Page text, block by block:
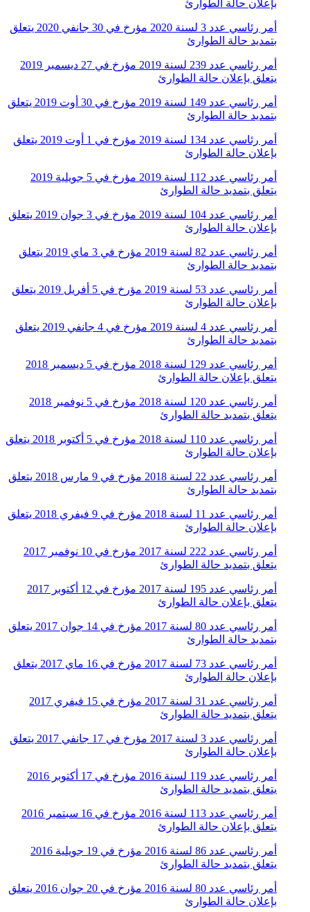
بإعلان حالة الطوارئ
أمر رئاسي عدد 3 لسنة 2020 مؤرخ في 30 جانفي 2020 يتعلق
بتمديد حالة الطوارئ
أمر رئاسي عدد 239 لسنة 2019 مؤرخ في 27 ديسمبر 2019
يتعلق بإعلان حالة الطوارئ
أمر رئاسي عدد 149 لسنة 2019 مؤرخ في 30 أوت 2019 يتعلق
بتمديد حالة الطوارئ
أمر رئاسي عدد 134 لسنة 2019 مؤرخ في 1 أوت 2019 يتعلق
بإعلان حالة الطوارئ
أمر رئاسي عدد 112 لسنة 2019 مؤرخ في 5 جويلية 2019
يتعلق بتمديد حالة الطوارئ
أمر رئاسي عدد 104 لسنة 2019 مؤرخ في 3 جوان 2019 يتعلق
بإعلان حالة الطوارئ
أمر رئاسي عدد 82 لسنة 2019 مؤرخ في 3 ماي 2019 يتعلق
بتمديد حالة الطوارئ
أمر رئاسي عدد 53 لسنة 2019 مؤرخ في 5 أفريل 2019 يتعلق
بإعلان حالة الطوارئ
أمر رئاسي عدد 4 لسنة 2019 مؤرخ في 4 جانفي 2019 يتعلق
بتمديد حالة الطوارئ
أمر رئاسي عدد 129 لسنة 2018 مؤرخ في 5 ديسمبر 2018
يتعلق بإعلان حالة الطوارئ
أمر رئاسي عدد 120 لسنة 2018 مؤرخ في 5 نوفمبر 2018
يتعلق بتمديد حالة الطوارئ
أمر رئاسي عدد 110 لسنة 2018 مؤرخ في 5 أكتوبر 2018 يتعلق
بإعلان حالة الطوارئ
أمر رئاسي عدد 22 لسنة 2018 مؤرخ في 9 مارس 2018 يتعلق
بتمديد حالة الطوارئ
أمر رئاسي عدد 11 لسنة 2018 مؤرخ في 9 فيفري 2018 يتعلق
بإعلان حالة الطوارئ
أمر رئاسي عدد 222 لسنة 2017 مؤرخ في 10 نوفمبر 2017
يتعلق بتمديد حالة الطوارئ
أمر رئاسي عدد 195 لسنة 2017 مؤرخ في 12 أكتوبر 2017
يتعلق بإعلان حالة الطوارئ
أمر رئاسي عدد 80 لسنة 2017 مؤرخ في 14 جوان 2017 يتعلق
بتمديد حالة الطوارئ
أمر رئاسي عدد 73 لسنة 2017 مؤرخ في 16 ماي 2017 يتعلق
بإعلان حالة الطوارئ
أمر رئاسي عدد 31 لسنة 2017 مؤرخ في 15 فيفري 2017
يتعلق بتمديد حالة الطوارئ
أمر رئاسي عدد 3 لسنة 2017 مؤرخ في 17 جانفي 2017 يتعلق
بإعلان حالة الطوارئ
أمر رئاسي عدد 119 لسنة 2016 مؤرخ في 17 أكتوبر 2016
يتعلق بتمديد حالة الطوارئ
أمر رئاسي عدد 113 لسنة 2016 مؤرخ في 16 سبتمبر 2016
يتعلق بإعلان حالة الطوارئ
أمر رئاسي عدد 86 لسنة 2016 مؤرخ في 19 جويلية 2016
يتعلق بتمديد حالة الطوارئ
أمر رئاسي عدد 80 لسنة 2016 مؤرخ في 20 جوان 2016 يتعلق
بإعلان حالة الطوارئ